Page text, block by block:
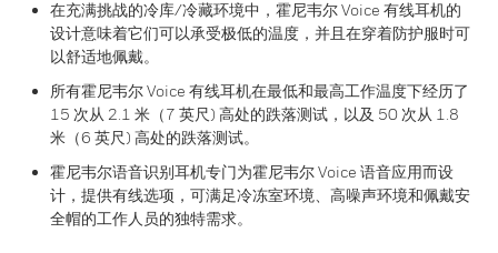
在充满挑战的冷库/冷藏环境中，霍尼韦尔 Voice 有线耳机的
设计意味着它们可以承受极低的温度，并且在穿着防护服时可
以舒适地佩戴。
所有霍尼韦尔 Voice 有线耳机在最低和最高工作温度下经历了
15 次从 2.1 米（7 英尺) 高处的跌落测试，以及 50 次从 1.8
米（6 英尺) 高处的跌落测试。
霍尼韦尔语音识别耳机专门为霍尼韦尔 Voice 语音应用而设
计，提供有线选项，可满足冷冻室环境、高噪声环境和佩戴安
全帽的工作人员的独特需求。